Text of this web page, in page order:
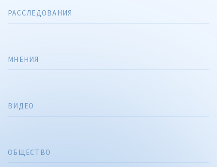
РАССЛЕДОВАНИЯ
ОБЩЕСТВО
МНЕНИЯ
ВИДЕО